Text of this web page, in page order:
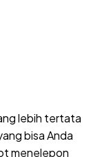
lebih tertata
bisa Anda
menelepon